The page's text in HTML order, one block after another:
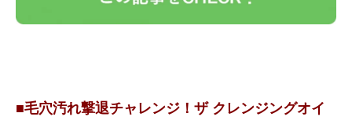
■毛穴汚れ撃退チャレンジ！ザ クレンジングオイ